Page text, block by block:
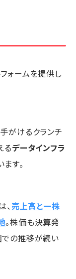
ォームを提供し
がけるクランチ
るデータインフラ
す。
売上高と一株
。株価も決算発
での推移が続い